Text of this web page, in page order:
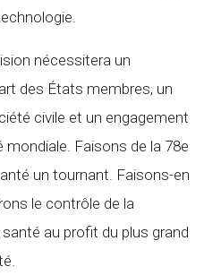
nécessitera un
des États membres, un
civile et un engagement
Faisons de la 78e
un tournant. Faisons-en
le contrôle de la
au profit du plus grand